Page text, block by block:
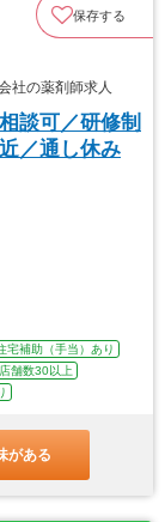
保存する
社の薬剤師求人
談可／研修制
／通し休み
宅補助（手当）あり
店舗数30以上
がある